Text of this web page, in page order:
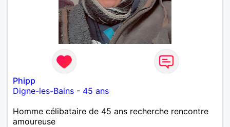
Phipp
Digne-les-Bains - 45 ans
Homme célibataire de 45 ans recherche rencontre
amoureuse